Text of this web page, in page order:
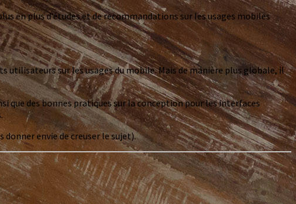
en plus d’études et de recommandations sur les usages mobiles
utilisateurs sur les usages du mobile. Mais de manière plus globale, il
que des bonnes pratiques sur la conception pour les interfaces
envie de creuser le sujet).